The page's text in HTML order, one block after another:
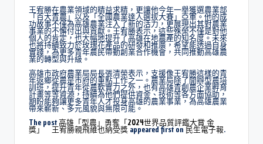
王宥勝在農業領域的精益求精，更讓他今年一舉獲選農業部
「百大青農」以及「全國農業達人選拔大賽」亞軍。他的成
功故事不僅為高雄農業注入了新的活力，更展現出其對農業
事業的不懈付出與貢獻。王宥勝表示，這些殊榮不僅是對他
個人的肯定，也大幅地提升了高雄在地農產的知名度。未來
也將持續致力於玫瑰花產品的研發和推廣，希望能透過自身
實踐，為更多青年農民帶動創業合作機會，共同推動高雄農
業的轉型與升級。
高雄市政府農業局局長張清榮表示，支援像王宥勝這樣的青
年返鄉從農是市府的重點工作之一。農業局除了開辦型農培
訓班，提升青年從農軟實力之外，也有高雄青創農企業孵育
計畫等等資源，持續為他們提供資金、技術等各方面協助，
期盼能夠讓更多青年人才投身高雄的農業事業，為高雄農業
帶來嶄新、多元風貌與無限可能。
The post高雄「型農」勇奪「2024世界品質評鑑大賞 金
獎」 王宥勝親飛維也納受獎 appeared first on 民生電子報.